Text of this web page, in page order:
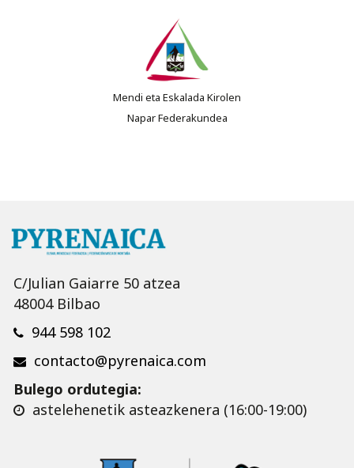
Mendi eta Eskalada Kirolen
Napar Federakundea
C/Julian Gaiarre 50 atzea
48004 Bilbao
944 598 102
contacto@pyrenaica.com
Bulego ordutegia:
astelehenetik asteazkenera (16:00-19:00)